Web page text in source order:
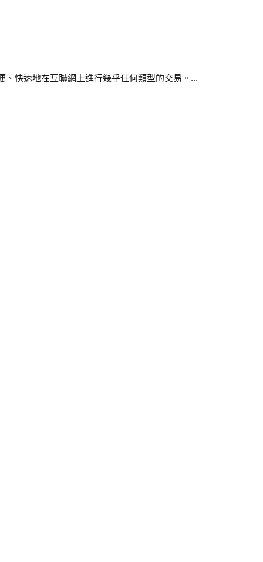
快速地在互聯網上進行幾乎任何類型的交易。...